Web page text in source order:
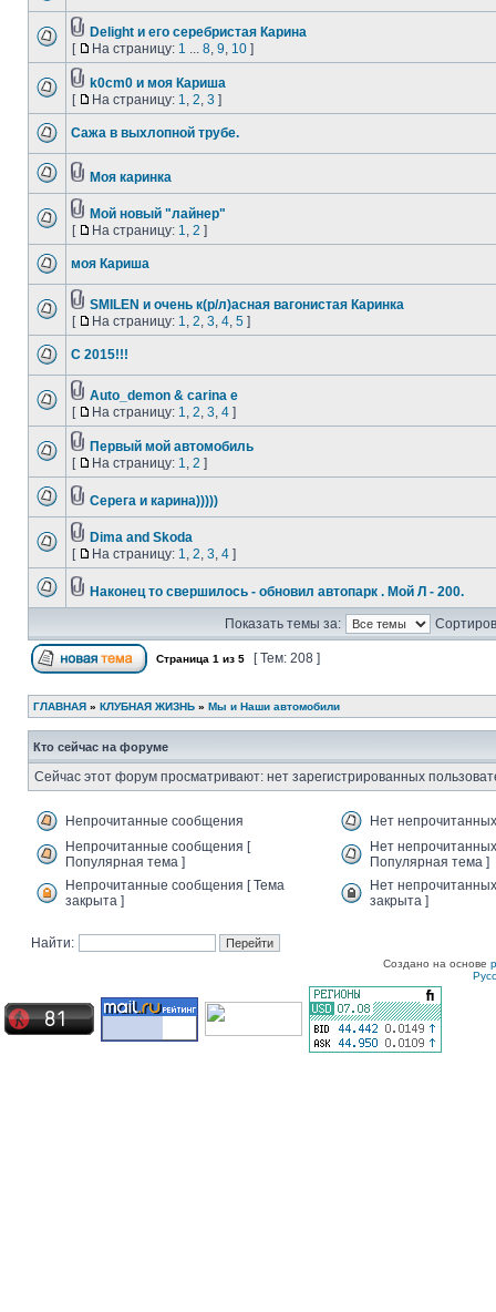
Delight и его серебристая Карина
[
На страницу: 1 ... 8, 9, 10 ]
k0cm0 и моя Кариша
[
На страницу: 1, 2, 3 ]
Сажа в выхлопной трубе.
Моя каринка
Мой новый "лайнер"
[
На страницу: 1, 2 ]
моя Кариша
SMILEN и очень к(р/л)асная вагонистая Каринка
[
На страницу: 1, 2, 3, 4, 5 ]
С 2015!!!
Auto_demon & carina e
[
На страницу: 1, 2, 3, 4 ]
Первый мой автомобиль
[
На страницу: 1, 2 ]
Серега и карина)))))
Dima and Skoda
[
На страницу: 1, 2, 3, 4 ]
Наконец то свершилось - обновил автопарк . Мой Л - 200.
Показать темы за:
Страница 1 из 5 [ Тем: 208 ]
ГЛАВНАЯ » КЛУБНАЯ ЖИЗНЬ » Мы и Наши автомобили
Кто сейчас на форуме
Сейчас этот форум просматривают: нет зарегистрированных
Непрочитанные сообщения
Нет
Непрочитанные сообщения [
Популярная тема ]
Нет
Популярная тема ]
Непрочитанные сообщения [ Тема
закрыта ]
Нет
закрыта ]
Найти:
Создано на основе